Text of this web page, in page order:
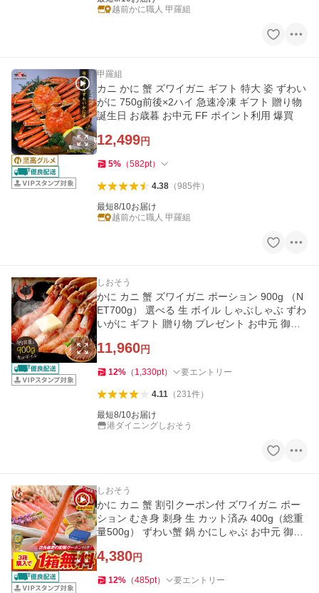
越前かに職人 甲羅組
甲羅組
カニ かに 蟹 ズワイガニ ギフト 特大 姿 ずわい
がに 750g前後×2ハイ 急速冷凍 ギフト 贈り物
誕生日 お歳暮 お中元 FF ポイント利用 爆買
12,499円
5% （582pt）
4.38（985件）
最短8/10お届け
越前かに職人 甲羅組
しおそう
かに カニ 蟹 ズワイガニ ポーション 900g （N
ET700g） 選べる 生 ボイル しゃぶしゃぶ ずわ
いがに ギフト 贈り物 プレゼント お中元 御中
11,960円
12% （ 1,330pt） 要エントリー
4.11（231件）
最短8/10お届け
港ダイニングしおそう
しおそう
かに カニ 蟹 割引クーポン付 ズワイガニ ポー
ション むき身 刺身 生 カット済み 400g（総重
量500g） ずわい蟹 鍋 かにしゃぶ お中元 御中
4,380円
12% （485pt） 要エントリー